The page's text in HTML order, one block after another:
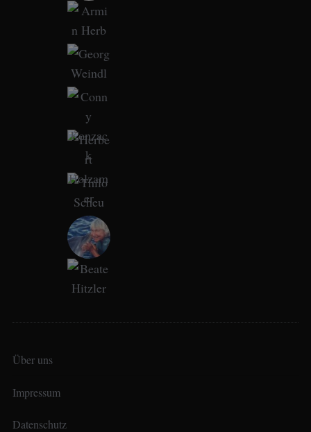
Über uns
Impressum
Datenschutz